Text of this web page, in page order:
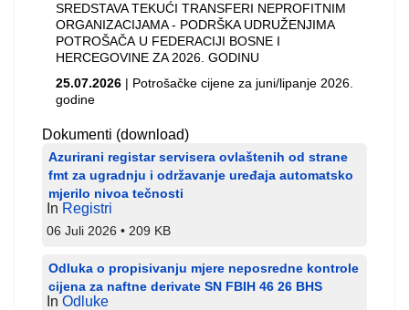
SREDSTAVA TEKUĆI TRANSFERI NEPROFITNIM
ORGANIZACIJAMA - PODRŠKA UDRUŽENJIMA
POTROŠAČA U FEDERACIJI BOSNE I
HERCEGOVINE ZA 2026. GODINU
25.07.2026 | Potrošačke cijene za juni/lipanje 2026.
godine
Dokumenti (download)
Azurirani registar servisera ovlaštenih od strane
fmt za ugradnju i održavanje uređaja automatsko
mjerilo nivoa tečnosti
In Registri
06 Juli 2026 209 KB
Odluka o propisivanju mjere neposredne kontrole
cijena za naftne derivate SN FBIH 46 26 BHS
In Odluke